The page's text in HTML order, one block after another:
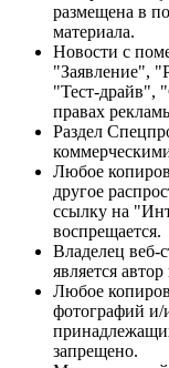
размещена в
материала.
Новости с
"Заявление",
"Тест-драйв",
правах
Раздел
Любое
другое
ссылку на
воспрещается.
Владелец веб-
является
Любое
фотографий и/
запрещено.